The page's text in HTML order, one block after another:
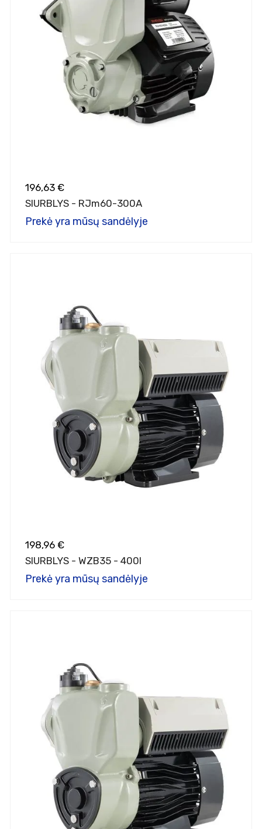
196,63 €
SIURBLYS - RJm60-300A
Prekė yra mūsų sandėlyje
198,96 €
SIURBLYS - WZB35 - 400I
Prekė yra mūsų sandėlyje